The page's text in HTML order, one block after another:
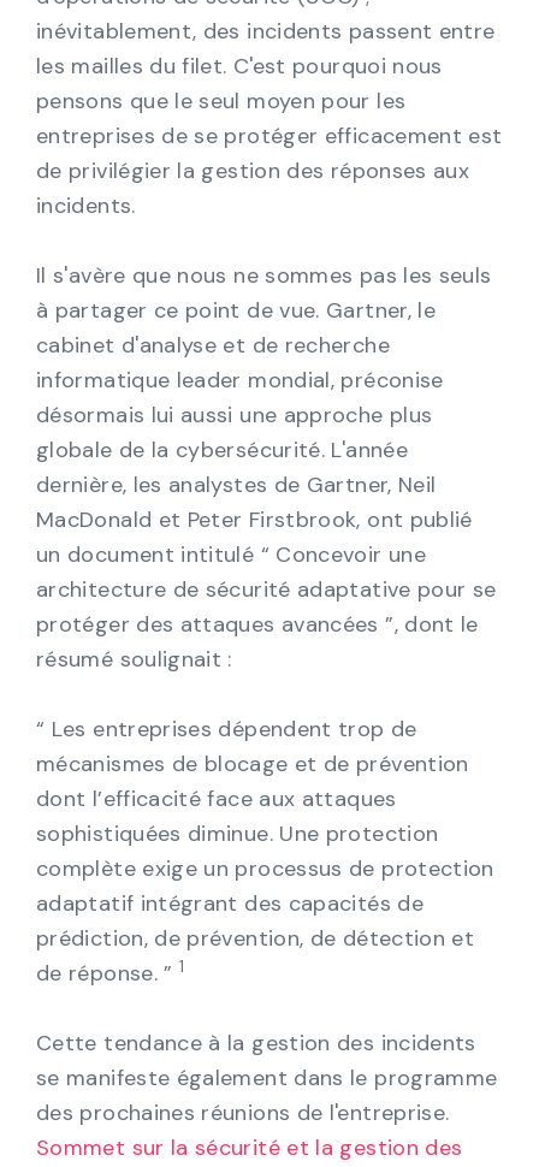
inévitablement, des incidents passent entre
les mailles du filet. C'est pourquoi nous
pensons que le seul moyen pour les
entreprises de se protéger efficacement est
de privilégier la gestion des réponses aux
incidents.
Il s'avère que nous ne sommes pas les seuls
à partager ce point de vue. Gartner, le
cabinet d'analyse et de recherche
informatique leader mondial, préconise
désormais lui aussi une approche plus
globale de la cybersécurité. L'année
dernière, les analystes de Gartner, Neil
MacDonald et Peter Firstbrook, ont publié
un document intitulé “ Concevoir une
architecture de sécurité adaptative pour se
protéger des attaques avancées ”, dont le
résumé soulignait :
“ Les entreprises dépendent trop de
mécanismes de blocage et de prévention
dont l’efficacité face aux attaques
sophistiquées diminue. Une protection
complète exige un processus de protection
adaptatif intégrant des capacités de
prédiction, de prévention, de détection et
de réponse. ” 1
Cette tendance à la gestion des incidents
se manifeste également dans le programme
des prochaines réunions de l'entreprise.
Sommet sur la sécurité et la gestion des